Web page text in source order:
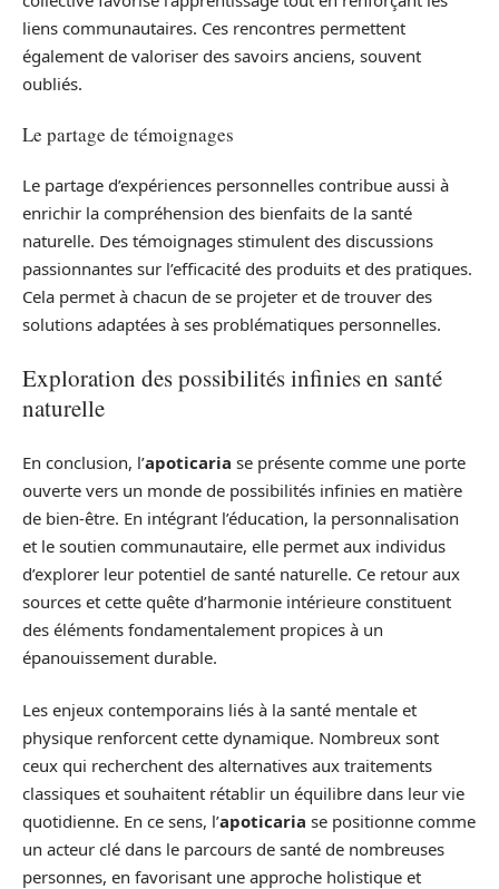
liens communautaires. Ces rencontres permettent
également de valoriser des savoirs anciens, souvent
oubliés.
Le partage de témoignages
Le partage d’expériences personnelles contribue aussi à
enrichir la compréhension des bienfaits de la santé
naturelle. Des témoignages stimulent des discussions
passionnantes sur l’efficacité des produits et des pratiques.
Cela permet à chacun de se projeter et de trouver des
solutions adaptées à ses problématiques personnelles.
Exploration des possibilités infinies en santé
naturelle
En conclusion, l’apoticaria se présente comme une porte
ouverte vers un monde de possibilités infinies en matière
de bien-être. En intégrant l’éducation, la personnalisation
et le soutien communautaire, elle permet aux individus
d’explorer leur potentiel de santé naturelle. Ce retour aux
sources et cette quête d’harmonie intérieure constituent
des éléments fondamentalement propices à un
épanouissement durable.
Les enjeux contemporains liés à la santé mentale et
physique renforcent cette dynamique. Nombreux sont
ceux qui recherchent des alternatives aux traitements
classiques et souhaitent rétablir un équilibre dans leur vie
quotidienne. En ce sens, l’apoticaria se positionne comme
un acteur clé dans le parcours de santé de nombreuses
personnes, en favorisant une approche holistique et